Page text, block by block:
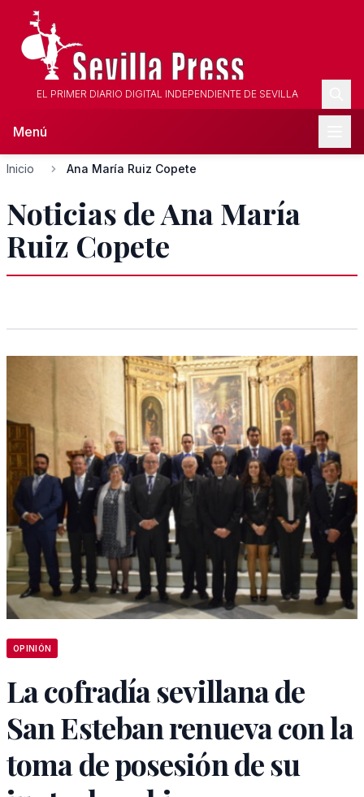
EL PRIMER DIARIO DIGITAL INDEPENDIENTE DE SEVILLA
Menú
Inicio Ana María Ruiz Copete
Noticias de Ana María
Ruiz Copete
OPINIÓN
La cofradía sevillana de
San Esteban renueva con la
toma de posesión de su